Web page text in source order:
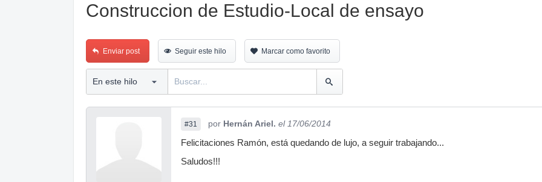
Construccion de Estudio-Local de ensayo
Enviar post Seguir este hilo Marcar como favorito
#31 por Hernán Ariel. el 17/06/2014
Felicitaciones Ramón, está quedando de lujo, a seguir trabajando...
Saludos!!!